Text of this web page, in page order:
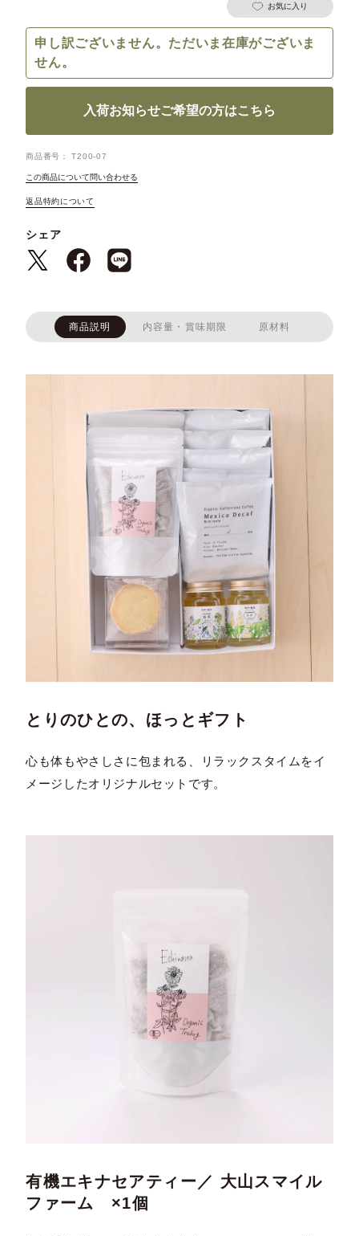
お気に入り
申し訳ございません。ただいま在庫がございま
せん。
入荷お知らせご希望の方はこちら
商品番号 T200-07
この商品について問い合わせる
返品特約について
シェア
商品説明 内容量・賞味期限 原材料
とりのひとの、ほっとギフト
心も体もやさしさに包まれる、リラックスタイムをイ
メージしたオリジナルセットです。
有機エキナセアティー／ 大山スマイル
ファーム ×1個